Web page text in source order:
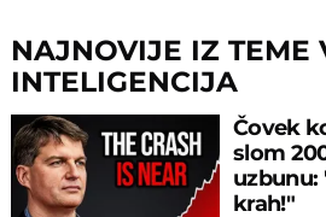
NAJNOVIJE IZ TEME
INTELIGENCIJA
Čovek
slom
uzbunu:
krah!"